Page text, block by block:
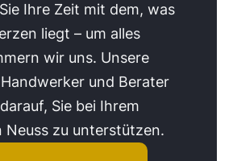
Ihre Zeit mit dem, was
liegt – um alles
wir uns. Unsere
und Berater
Sie bei Ihrem
Neuss zu unterstützen.